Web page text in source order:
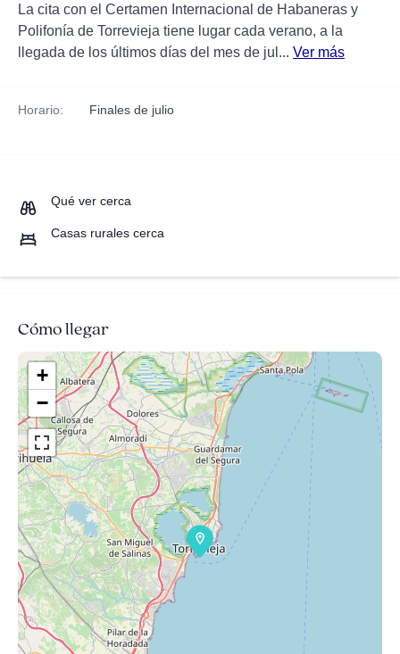
La cita con el Certamen Internacional de Habaneras y
Polifonía de Torrevieja tiene lugar cada verano, a la
llegada de los últimos días del mes de jul... Ver más
Horario: Finales de julio
Qué ver cerca
Casas rurales cerca
Cómo llegar
+
−